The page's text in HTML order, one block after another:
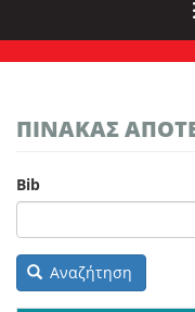
ΠΙΝΑΚΑΣ
Bib
Αναζήτηση